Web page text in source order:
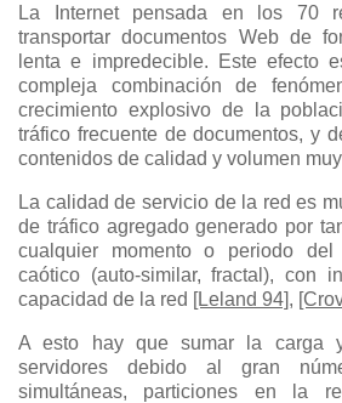
La Internet pensada en los 70
transportar documentos Web de
lenta e impredecible. Este efecto
compleja combinación de
crecimiento explosivo de la
tráfico frecuente de documentos, y
contenidos de calidad y volumen
La calidad de servicio de la red es
de tráfico agregado generado por
cualquier momento o periodo
caótico (auto-similar, fractal), con
capacidad de la red [Leland 94],
A esto hay que sumar la carga
servidores debido al gran
simultáneas, particiones en la